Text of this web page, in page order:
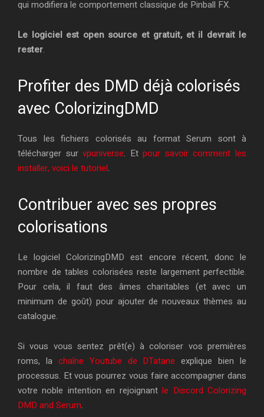
qui modifiera le comportement classique de Pinball FX.
Le logiciel est open source et gratuit, et il devrait le
rester.
Profiter des DMD déjà colorisés
avec ColorizingDMD
Tous les fichiers colorisés au format Serum sont à
télécharger survpuniverse. Etpour savoir comment les
installer, voici le tutoriel.
Contribuer avec ses propres
colorisations
Le logiciel ColorizingDMD est encore récent, donc le
nombre de tables colorisées reste largement perfectible.
Pour cela, il faut des âmes charitables (et avec un
minimum de goût) pour ajouter de nouveaux thèmes au
catalogue.
Si vous vous sentez prêt(e) à coloriser vos premières
roms, lachaîne Youtube de DTatane explique bien le
processus. Et vous pourrez vous faire accompagner dans
votre noble intention en rejoignantle Discord Colorizing
DMD and Serum.